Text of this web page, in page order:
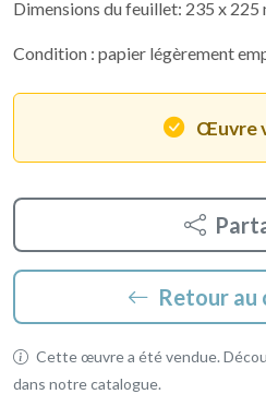
Dimensions du feuillet: 235 x 225
Condition : papier légèrement
Œuvre
Retour au
Cette œuvre a été vendue.
dans notre catalogue.